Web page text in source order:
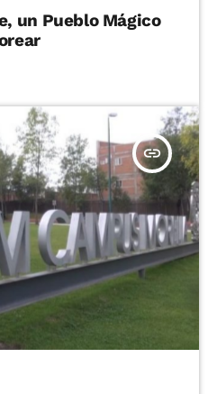
un Pueblo Mágico
insert_link